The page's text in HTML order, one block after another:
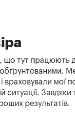
тут працюють
обґрунтованими.
і враховували
ситуації. Завдяки
результатів.